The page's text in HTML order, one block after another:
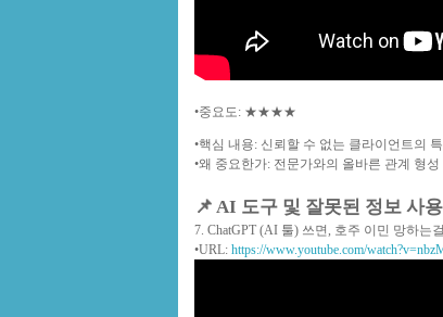
•중요도: ★★★★
•핵심 내용: 신뢰할 수 없는 클라이언트의
•왜 중요한가: 전문가와의 올바른 관계 형성
📌 AI 도구 및 잘못된 정보 사
7. ChatGPT (AI 툴) 쓰면, 호주 이민 망하는
•URL: https://www.youtube.com/